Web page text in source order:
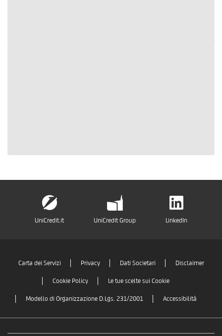
UniCredit.it UniCredit Group LinkedIn
Carta dei Servizi Privacy Dati Societari Disclaimer
Cookie Policy Le tue scelte sui Cookie
Modello di Organizzazione D.Lgs. 231/2001 Accessibilità